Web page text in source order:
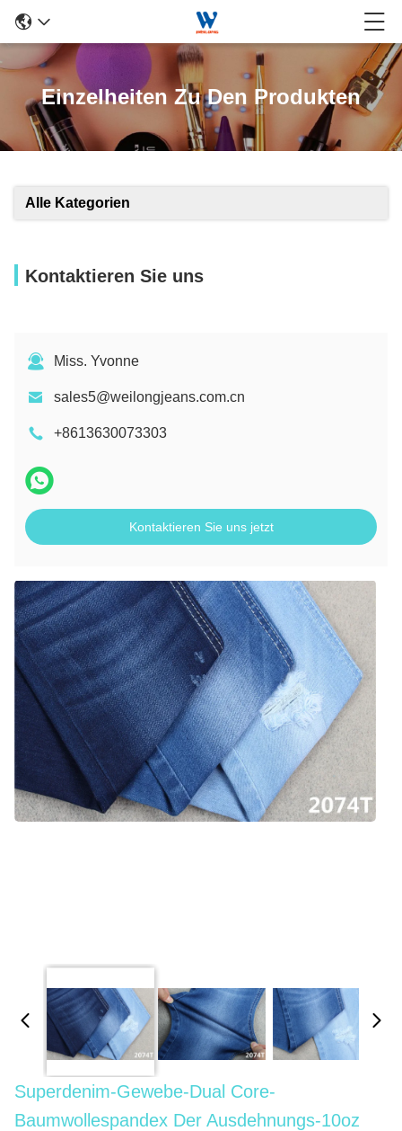
Einzelheiten Zu Den Produkten
Alle Kategorien
Kontaktieren Sie uns
Miss. Yvonne
sales5@weilongjeans.com.cn
+8613630073303
Kontaktieren Sie uns jetzt
Superdenim-Gewebe-Dual Core-
Baumwollespandex Der Ausdehnungs-10oz